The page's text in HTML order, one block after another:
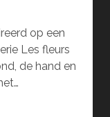
op een
Les fleurs
de hand en